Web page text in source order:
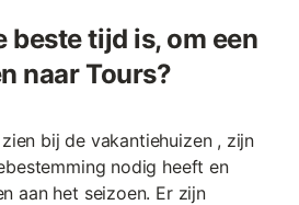
beste tijd is, om een
naar Tours?
bij de vakantiehuizen , zijn
nodig heeft en
aan het seizoen. Er zijn